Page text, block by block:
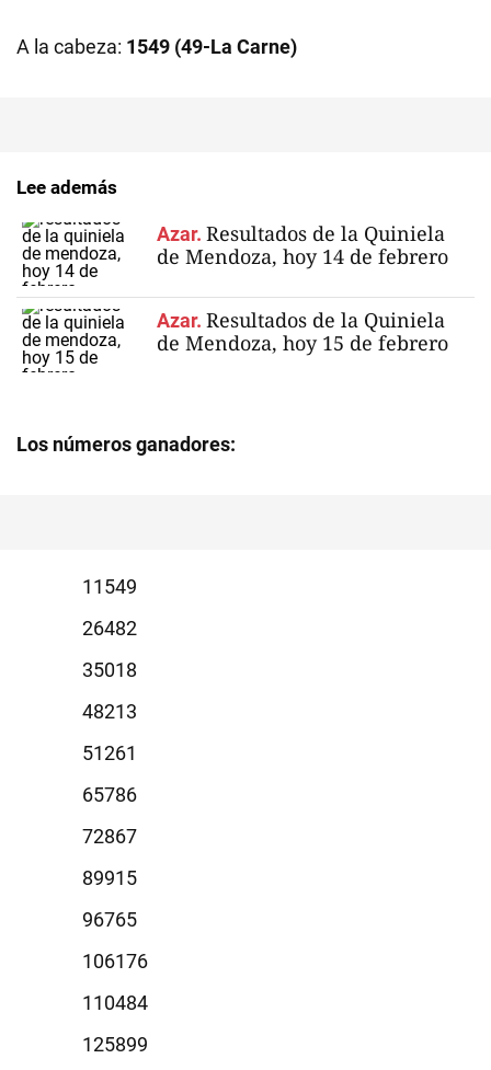
A la cabeza: 1549 (49-La Carne)
Lee además
Azar. Resultados de la Quiniela
de Mendoza, hoy 14 de febrero
Azar. Resultados de la Quiniela
de Mendoza, hoy 15 de febrero
Los números ganadores:
1549
6482
5018
8213
1261
5786
2867
9915
6765
6176
0484
5899